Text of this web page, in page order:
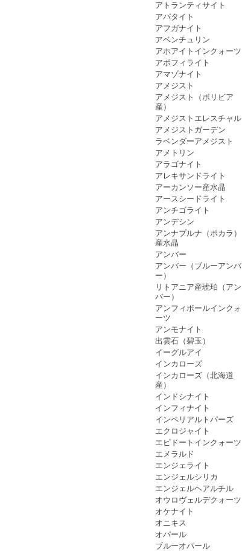
アトランティサイト
アパタイト
アフガナイト
アベンチュリン
アホアイトインクォーツ
アポフィライト
アマゾナイト
アメジスト
アメジスト（ボリビア
産）
アメジストエレスチャル
アメジストガーデン
ラベンダーアメジスト
アメトリン
アラゴナイト
アレキサンドライト
アーカンソー産水晶
アースシードライト
アンチゴライト
アンデシン
アンナプルナ（ポカラ）
産水晶
アンバー
アンバー（ブルーアンバ
ー）
リトアニア産琥珀（アン
バー）
アンフィボールインクォ
ーツ
アンモナイト
出雲石（碧玉）
イーグルアイ
インカローズ
インカローズ（北海道
産）
インドシナイト
インフィナイト
インペリアルトパーズ
エクロジャイト
エピドートインクォーツ
エメラルド
エンジェライト
エンジェルシリカ
エンジェルヘアルチル
オウロヴェルデクォーツ
オケナイト
オニキス
オパール
ブルーオパール